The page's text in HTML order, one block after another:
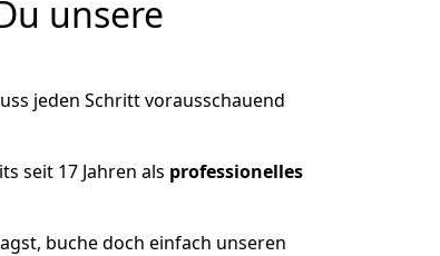
unsere
jeden Schritt vorausschauend
seit 17 Jahren als professionelles
buche doch einfach unseren